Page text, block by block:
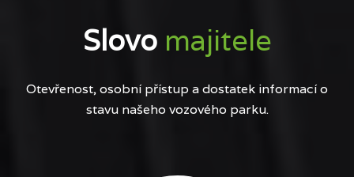
Slovo majitele
Otevřenost, osobní přístup a dostatek informací o
stavu našeho vozového parku.